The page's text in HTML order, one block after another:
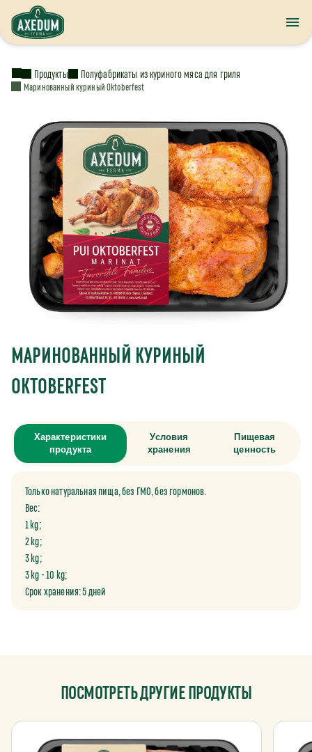
Продукты Полуфабрикаты из куриного мяса для гриля
Маринованный куриный Oktoberfest
МАРИНОВАННЫЙ КУРИНЫЙ
OKTOBERFEST
Характеристики
продукта
Условия
хранения
Пищевая
ценность
Только натуральная пища, без ГМО, без гормонов.
Вес:
1 kg;
2 kg;
3 kg;
3 kg - 10 kg;
Срок хранения: 5 дней
ПОСМОТРЕТЬ ДРУГИЕ ПРОДУКТЫ